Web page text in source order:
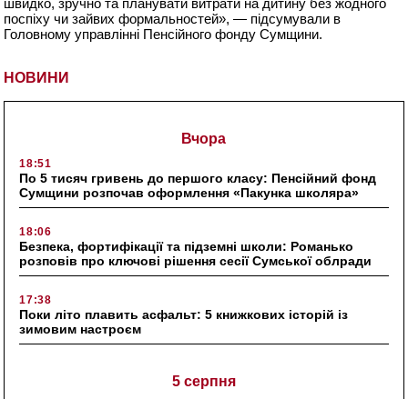
НОВИНИ
Вчора
18:51
По 5 тисяч гривень до першого класу: Пенсійний фонд
Сумщини розпочав оформлення «Пакунка школяра»
18:06
Безпека, фортифікації та підземні школи: Романько
розповів про ключові рішення сесії Сумської облради
17:38
Поки літо плавить асфальт: 5 книжкових історій із
зимовим настроєм
5 серпня
швидко, зручно та планувати витрати на дитину без жодного
поспіху чи зайвих формальностей», — підсумували в
Головному управлінні Пенсійного фонду Сумщини.